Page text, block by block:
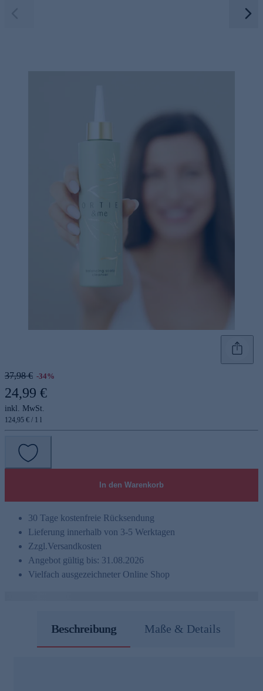
37,98 € -34%
24,99 €
inkl. MwSt.
124,95 € / 1 l
In den Warenkorb
30 Tage kostenfreie Rücksendung
Lieferung innerhalb von 3-5 Werktagen
Zzgl.Versandkosten
Angebot gültig bis: 31.08.2026
Vielfach ausgezeichneter Online Shop
Beschreibung Maße & Details